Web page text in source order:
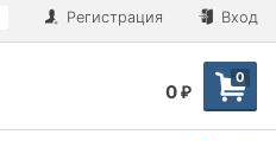
Регистрация Вход
0
0 ₽